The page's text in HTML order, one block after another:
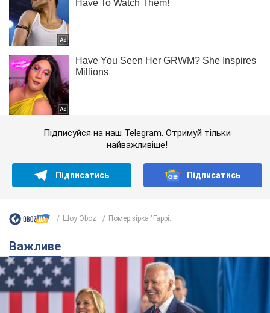
Підписуйся на наш Telegram. Отримуй тільки
найважливіше!
Підписатись Підписатись
Шоу Oboz Помер зірка "Гаррі...
Важливе